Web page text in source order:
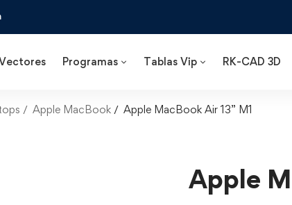
Programas Tablas Vip RK-CAD 3D
Apple MacBook Apple MacBook Air 13” M1
Apple